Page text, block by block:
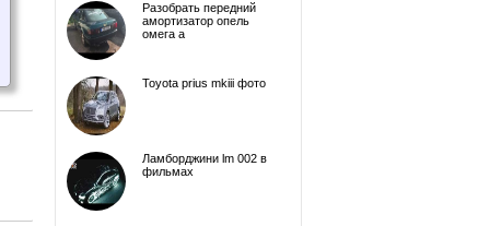
Разобрать передний
амортизатор опель
омега а
Toyota prius mkiii фото
Ламборджини lm 002 в
фильмах